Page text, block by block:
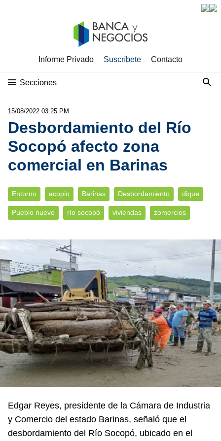
Informe Privado Suscríbete Contacto
Secciones
15/08/2022 03:25 PM
Desbordamiento del Río
Socopó afecto zona
comercial en Barinas
Entorno acopio Barinas Desbordamiento dique
Pueblo nuevo río socopó viviendas zomercios
Edgar Reyes, presidente de la Cámara de Industria
y Comercio del estado Barinas, señaló que el
desbordamiento del Río Socopó, ubicado en el